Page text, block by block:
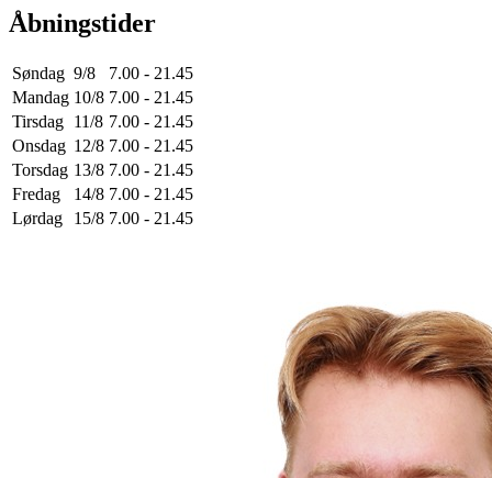
Åbningstider
Søndag 9/8
7.00 - 21.45
Mandag 10/8 7.00 - 21.45
Tirsdag 11/8 7.00 - 21.45
Onsdag 12/8 7.00 - 21.45
Torsdag 13/8 7.00 - 21.45
Fredag
14/8 7.00 - 21.45
Lørdag
15/8 7.00 - 21.45